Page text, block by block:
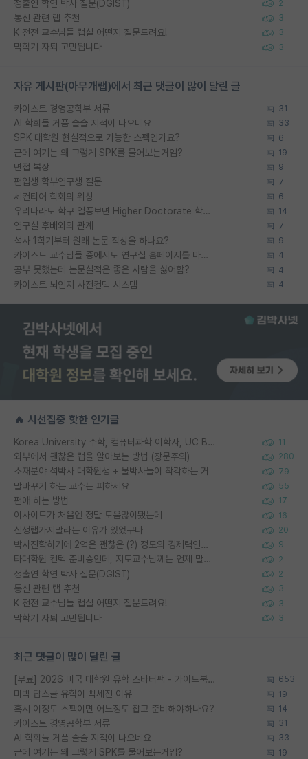
정출연 학연 박사 질문(DGIST) 2
통신 관련 랩 추천 3
K 전전 교수님들 랩실 어떤지 질문드려요! 3
막학기 자퇴 고민됩니다 3
자유 게시판(아무개랩)에서 최근 댓글이 많이 달린 글
카이스트 경영공학부 서류 31
AI 학회들 거품 슬슬 지적이 나오네요 33
SPK 대학원 현실적으로 가능한 스펙인가요? 6
근데 여기는 왜 그렇게 SPK를 물어보는거임? 19
면접 복장 9
편입생 학부연구생 질문 7
세컨티어 학회의 위상 6
우리나라도 학구 열풍보면 Higher Doctorate 학위가 필요하다고 봅니다. 14
연구실 후배와의 관계 7
석사 1학기부터 원래 논문 작성을 하나요? 9
카이스트 교수님들 중에서도 연구실 홈페이지를 마련 안 하신 분들이 계시던데 4
공부 못했는데 논문실적은 좋은 사람을 싫어함? 4
카이스트 뇌인지 사전컨택 시스템 4
🔥 시선집중 핫한 인기글
Korea University 수학, 컴퓨터과학 이학사, UC Berkeley 산업공학 대학원 공학박사가 되는 것은 쉽지 않겠죠? 11
외부에서 괜찮은 랩을 알아보는 방법 (장문주의) 280
소재분야 석박사 대학원생 + 물박사들이 착각하는 거 79
말바꾸기 하는 교수는 피하세요 55
편애 하는 방법 17
이사이트가 처음엔 정말 도움많이됐는데 16
신생랩가지말라는 이유가 있었구나 20
박사진학하기에 2억은 괜찮은 (?) 정도의 경제력인가요 9
타대학원 컨텍 준비중인데, 지도교수님께는 언제 말씀드려야 할까요? 2
정출연 학연 박사 질문(DGIST) 2
통신 관련 랩 추천 3
K 전전 교수님들 랩실 어떤지 질문드려요! 3
막학기 자퇴 고민됩니다 3
최근 댓글이 많이 달린 글
[무료] 2026 미국 대학원 유학 스타터팩 - 가이드북 & 합격자 컨택메일 템플릿 653
미박 탑스쿨 유학이 빡세진 이유 19
혹시 이정도 스펙이면 어느정도 잡고 준비해야하나요? 14
카이스트 경영공학부 서류 31
AI 학회들 거품 슬슬 지적이 나오네요 33
근데 여기는 왜 그렇게 SPK를 물어보는거임? 19